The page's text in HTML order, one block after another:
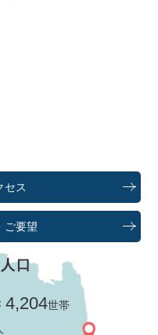
セス
ご要望
口
4,204世帯